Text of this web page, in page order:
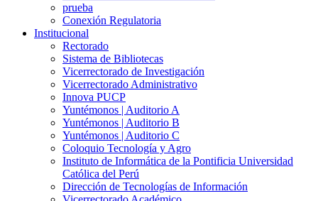
prueba
Conexión Regulatoria
Institucional
Rectorado
Sistema de Bibliotecas
Vicerrectorado de Investigación
Vicerrectorado Administrativo
Innova PUCP
Yuntémonos | Auditorio A
Yuntémonos | Auditorio B
Yuntémonos | Auditorio C
Coloquio Tecnología y Agro
Instituto de Informática de la Pontificia Universidad
Católica del Perú
Dirección de Tecnologías de Información